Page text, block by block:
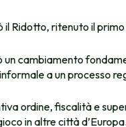
il Ridotto, ritenuto il
un cambiamento
a un processo
ordine, fiscalità e
in altre città d’Europa.